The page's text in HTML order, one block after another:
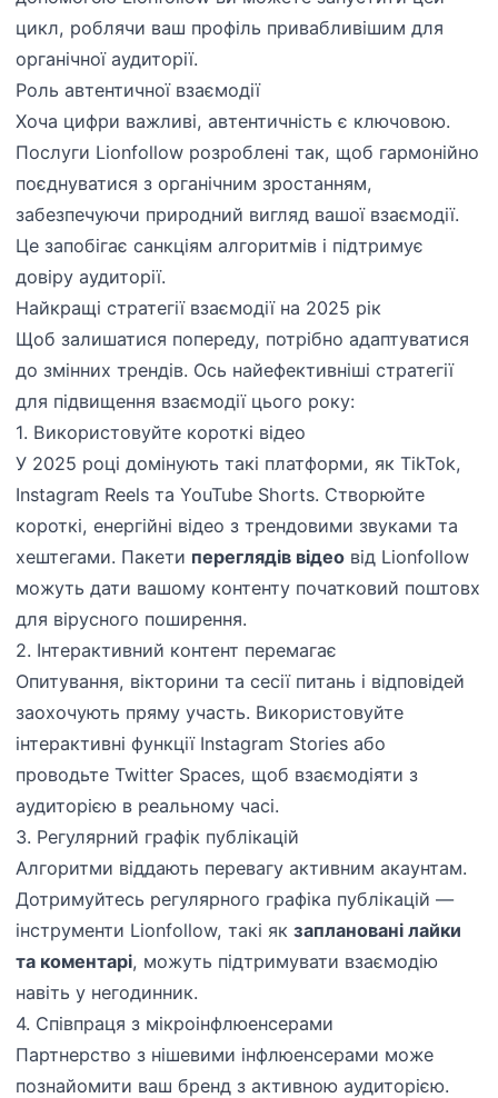
цикл, роблячи ваш профіль привабливішим для
органічної аудиторії.
Роль автентичної взаємодії
Хоча цифри важливі, автентичність є ключовою.
Послуги Lionfollow розроблені так, щоб гармонійно
поєднуватися з органічним зростанням,
забезпечуючи природний вигляд вашої взаємодії.
Це запобігає санкціям алгоритмів і підтримує
довіру аудиторії.
Найкращі стратегії взаємодії на 2025 рік
Щоб залишатися попереду, потрібно адаптуватися
до змінних трендів. Ось найефективніші стратегії
для підвищення взаємодії цього року:
1. Використовуйте короткі відео
У 2025 році домінують такі платформи, як TikTok,
Instagram Reels та YouTube Shorts. Створюйте
короткі, енергійні відео з трендовими звуками та
хештегами. Пакети переглядів відео від Lionfollow
можуть дати вашому контенту початковий поштовх
для вірусного поширення.
2. Інтерактивний контент перемагає
Опитування, вікторини та сесії питань і відповідей
заохочують пряму участь. Використовуйте
інтерактивні функції Instagram Stories або
проводьте Twitter Spaces, щоб взаємодіяти з
аудиторією в реальному часі.
3. Регулярний графік публікацій
Алгоритми віддають перевагу активним акаунтам.
Дотримуйтесь регулярного графіка публікацій —
інструменти Lionfollow, такі якзаплановані лайки
та коментарі, можуть підтримувати взаємодію
навіть у негодинник.
4. Співпраця з мікроінфлюенсерами
Партнерство з нішевими інфлюенсерами може
познайомити ваш бренд з активною аудиторією.